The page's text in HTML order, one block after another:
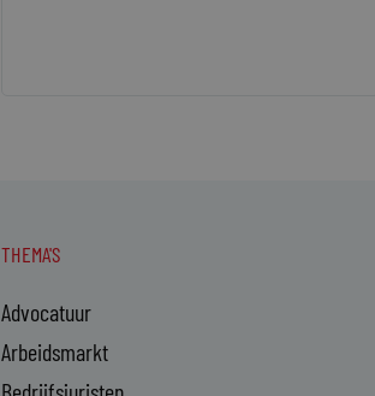
THEMA'S
Advocatuur
Arbeidsmarkt